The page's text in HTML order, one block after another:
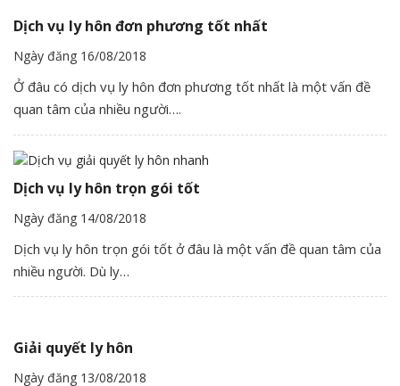
Dịch vụ ly hôn đơn phương tốt nhất
Ngày đăng 16/08/2018
Ở đâu có dịch vụ ly hôn đơn phương tốt nhất là một vấn đề
quan tâm của nhiều người….
Dịch vụ ly hôn trọn gói tốt
Ngày đăng 14/08/2018
Dịch vụ ly hôn trọn gói tốt ở đâu là một vấn đề quan tâm của
nhiều người. Dù ly…
Giải quyết ly hôn
Ngày đăng 13/08/2018